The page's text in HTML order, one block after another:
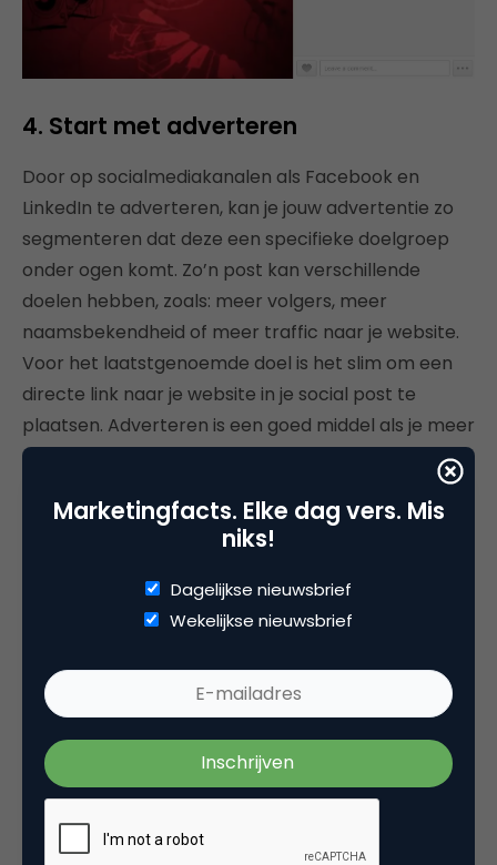
4. Start met adverteren
Door op socialmediakanalen als Facebook en
LinkedIn te adverteren, kan je jouw advertentie zo
segmenteren dat deze een specifieke doelgroep
onder ogen komt. Zo’n post kan verschillende
doelen hebben, zoals: meer volgers, meer
naamsbekendheid of meer traffic naar je website.
Voor het laatstgenoemde doel is het slim om een
directe link naar je website in je social post te
plaatsen. Adverteren is een goed middel als je meer
mensen effectief wilt bereiken dan alleen je huidige
Kledingmerk Freshcotton gebruikt Facebook-
website te leiden. Hieronder zie je een korte post
waar verschillende merken uit het assortiment
staan beschreven met een foto van een populair
model ter ondersteuning. Onder de tekst staat een
beland, wordt de bezoeker geactiveerd om actief
de aangeboden producten te bekijken en kennis
met het merk te maken.
Marketingfacts. Elke dag vers. Mis
niks!
Dagelijkse nieuwsbrief
Wekelijkse nieuwsbrief